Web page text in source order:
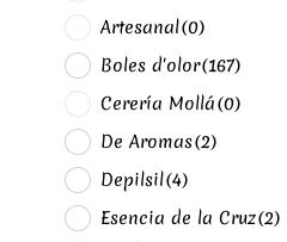
Artesanal(0)
Boles d'olor(167)
Cerería Mollá(0)
De Aromas(2)
Depilsil(4)
Esencia de la Cruz(2)